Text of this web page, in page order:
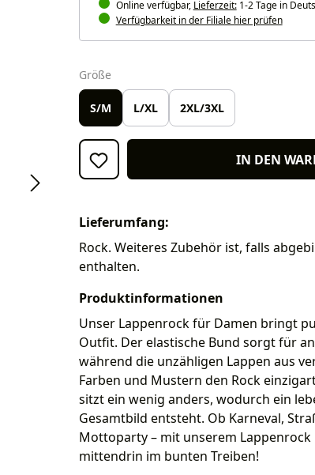
Online verfügbar, Lieferzeit:1-2 Tage in
Verfügbarkeit in der Filiale hier prüfen
Größeauswählen
S/M L/XL 2XL/3XL
IN DEN
Lieferumfang:
Rock. Weiteres Zubehör ist, falls
enthalten.
Produktinformationen
Unser Lappenrock für Damen bringt
Outfit. Der elastische Bund sorgt für
während die unzähligen Lappen aus
Farben und Mustern den Rock
sitzt ein wenig anders, wodurch ein
Gesamtbild entsteht. Ob Karneval,
Mottoparty – mit unserem
mittendrin im bunten Treiben!